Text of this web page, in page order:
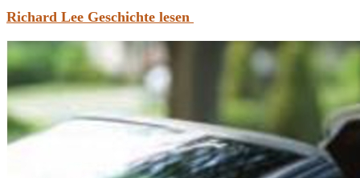
Richard Lee Geschichte lesen